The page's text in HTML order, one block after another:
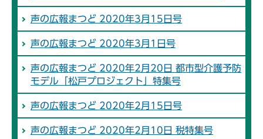
声の広報まつど 2020年3月15日号
声の広報まつど 2020年3月1日号
声の広報まつど 2020年2月20日 都市型介護予防
モデル「松戸プロジェクト」特集号
声の広報まつど 2020年2月15日号
声の広報まつど 2020年2月10日 税特集号